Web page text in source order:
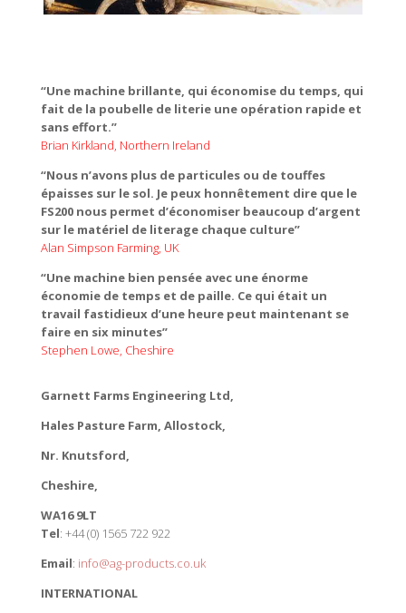
“Une machine brillante, qui économise du temps, qui
fait de la poubelle de literie une opération rapide et
sans effort.”
Brian Kirkland, Northern Ireland
“Nous n’avons plus de particules ou de touffes
épaisses sur le sol. Je peux honnêtement dire que le
FS200 nous permet d’économiser beaucoup d’argent
sur le matériel de literage chaque culture”
Alan Simpson Farming, UK
“Une machine bien pensée avec une énorme
économie de temps et de paille. Ce qui était un
travail fastidieux d’une heure peut maintenant se
faire en six minutes”
Stephen Lowe, Cheshire
Garnett Farms Engineering Ltd,
Hales Pasture Farm, Allostock,
Nr. Knutsford,
Cheshire,
WA16 9LT
Tel: +44 (0) 1565 722 922
Email: info@ag-products.co.uk
INTERNATIONAL